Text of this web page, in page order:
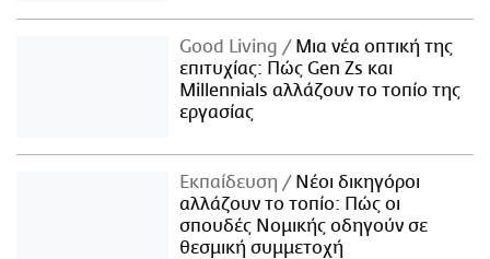
Good Living
Μια νέα οπτική της
επιτυχίας: Πώς Gen Zs και
Millennials αλλάζουν το τοπίο της
εργασίας
Εκπαίδευση
Νέοι δικηγόροι
αλλάζουν το τοπίο: Πώς οι
σπουδές Νομικής οδηγούν σε
θεσμική συμμετοχή